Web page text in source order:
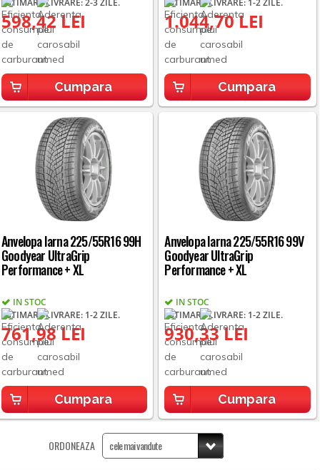
ESTIMARE LIVRARE: 2-3 ZILE.
598,42 LEI
Cumpara
ESTIMARE LIVRARE: 1-2 ZILE.
1.044,70 LEI
Cumpara
Anvelopa Iarna 225/55R16 99H
Goodyear UltraGrip
Performance + XL
IN STOC
ESTIMARE LIVRARE: 1-2 ZILE.
761,98 LEI
Cumpara
Anvelopa Iarna 225/55R16 99V
Goodyear UltraGrip
Performance + XL
IN STOC
ESTIMARE LIVRARE: 1-2 ZILE.
930,33 LEI
Cumpara
ORDONEAZA